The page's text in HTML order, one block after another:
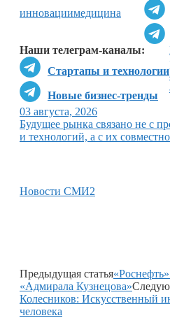
Наши телеграм-каналы:
Стартапы и технологии
Новые бизнес-тренды
инновациимедицина
03 августа, 2026
Будущее рынка связано не с
и технологий, а с их
Новости СМИ2
Предыдущая статья
«Адмирала Кузнецова»
Колесников: Искусственный
человека